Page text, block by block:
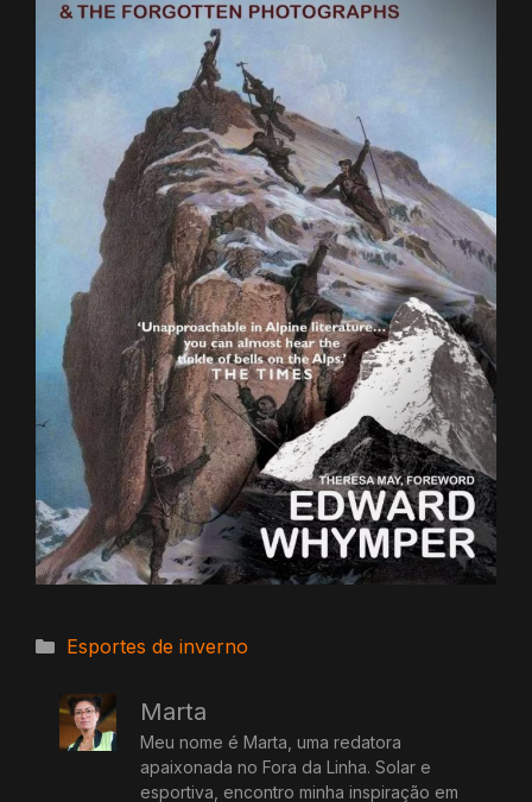
Categorias
Esportes de inverno
Marta
Meu nome é Marta, uma redatora
apaixonada no Fora da Linha. Solar e
esportiva, encontro minha inspiração em